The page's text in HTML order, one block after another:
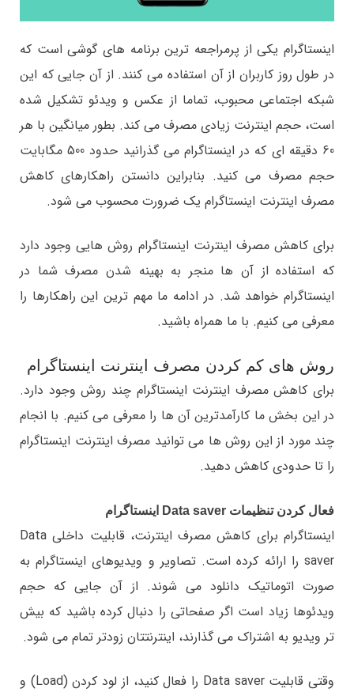
اینستاگرام یکی از پرمراجعه ترین برنامه های گوشی است که
در طول روز کاربران از آن استفاده می کنند. از آن جایی که این
شبکه اجتماعی محبوب، تماما از عکس و ویدئو تشکیل شده
است، حجم اینترنت زیادی مصرف می کند. بطور میانگین با هر
60 دقیقه ای که در اینستاگرام می گذرانید حدود 500 مگابایت
حجم مصرف می کنید. بنابراین دانستن راهکارهای کاهش
مصرف اینترنت اینستاگرام یک ضرورت محسوب می شود.
برای کاهش مصرف اینترنت اینستاگرام روش هایی وجود دارد
که استفاده از آن ها منجر به بهینه شدن مصرف شما در
اینستاگرام خواهد شد. در ادامه ما مهم ترین این راهکارها را
معرفی می کنیم. با ما همراه باشید.
روش های كم كردن مصرف اينترنت اينستاگرام
برای کاهش مصرف اینترنت اینستاگرام چند روش وجود دارد.
در این بخش ما کارآمدترین آن ها را معرفی می کنیم. با انجام
چند مورد از این روش ها می توانید مصرف اینترنت اینستاگرام
را تا حدودی کاهش دهید.
فعال کردن تنظیمات Data saver اینستاگرام
اینستاگرام برای کاهش مصرف اینترنت، قابلیت داخلی Data
saver را ارائه کرده است. تصاویر و ویدیوهای اینستاگرام به
صورت اتوماتیک دانلود می شوند. از آن جایی که حجم
ویدئوها زیاد است اگر صفحاتی را دنبال کرده باشید که بیش
تر ویدیو به اشتراک می گذارند، اینترنتتان زودتر تمام می شود.
وقتی قابلیت Data saver را فعال کنید، از لود کردن (Load) و